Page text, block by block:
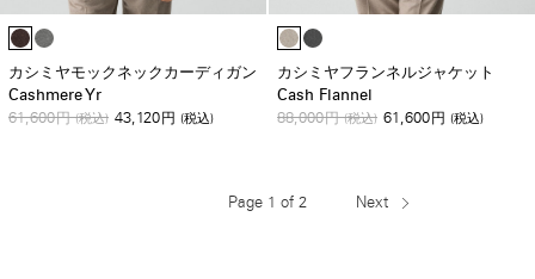
カシミヤモックネックカーディガン
Cashmere Yr
61,600円(税込) 43,120円 (税込)
カシミヤフランネルジャケット
Cash Flannel
88,000円(税込) 61,600円 (税込)
Page 1 of 2 Next